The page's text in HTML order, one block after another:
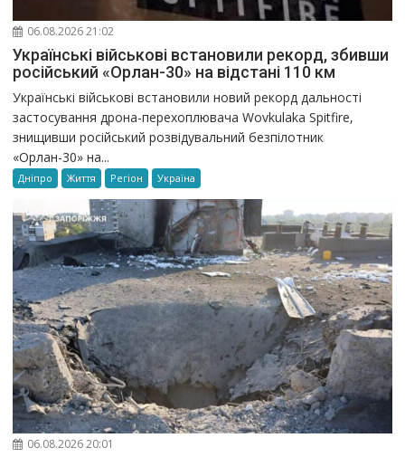
06.08.2026 21:02
Українські військові встановили рекорд, збивши
російський «Орлан-30» на відстані 110 км
Українські військові встановили новий рекорд дальності
застосування дрона-перехоплювача Wovkulaka Spitfire,
знищивши російський розвідувальний безпілотник
«Орлан-30» на...
Дніпро Життя Регіон Україна
06.08.2026 20:01